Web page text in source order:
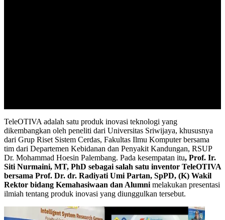
TeleOTIVA adalah satu produk inovasi teknologi yang
dikembangkan oleh peneliti dari Universitas Sriwijaya, khususnya
dari Grup Riset Sistem Cerdas, Fakultas Ilmu Komputer bersama
tim dari Departemen Kebidanan dan Penyakit Kandungan, RSUP
Dr. Mohammad Hoesin Palembang. Pada kesempatan itu, Prof. Ir.
Siti Nurmaini, MT, PhD sebagai salah satu inventor TeleOTIVA
bersama Prof. Dr. dr. Radiyati Umi Partan, SpPD, (K) Wakil
Rektor bidang Kemahasiwaan dan Alumni melakukan presentasi
ilmiah tentang produk inovasi yang diunggulkan tersebut.